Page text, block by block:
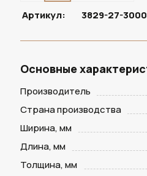
Артикул:
3829-27-
Основные
Производитель
Страна производства
Ширина, мм
Длина, мм
Толщина, мм